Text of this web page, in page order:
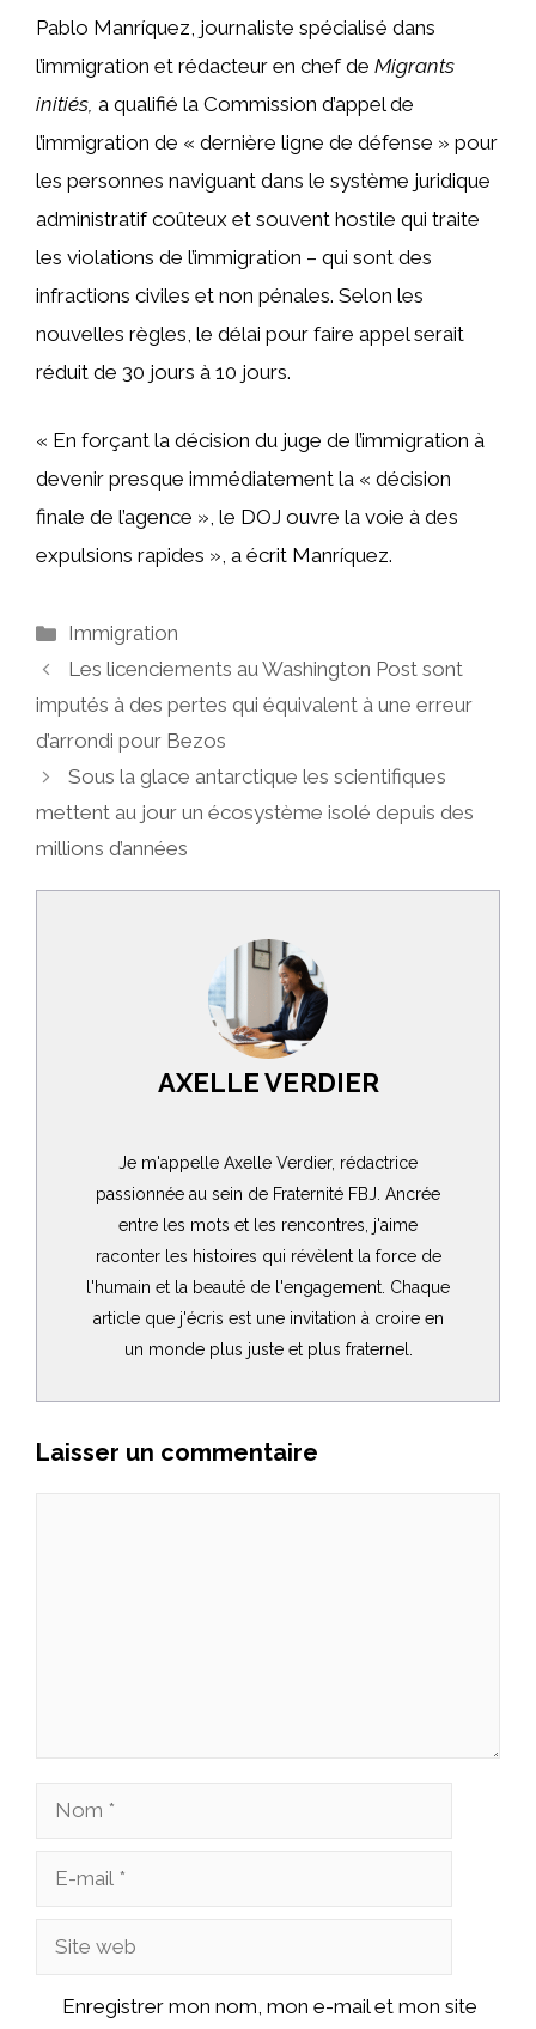
Pablo Manríquez, journaliste spécialisé dans
l’immigration et rédacteur en chef de Migrants
initiés, a qualifié la Commission d’appel de
l’immigration de « dernière ligne de défense » pour
les personnes naviguant dans le système juridique
administratif coûteux et souvent hostile qui traite
les violations de l’immigration – qui sont des
infractions civiles et non pénales. Selon les
nouvelles règles, le délai pour faire appel serait
réduit de 30 jours à 10 jours.
« En forçant la décision du juge de l’immigration à
devenir presque immédiatement la « décision
finale de l’agence », le DOJ ouvre la voie à des
expulsions rapides », a écrit Manríquez.
Catégories
Immigration
Les licenciements au Washington Post sont
imputés à des pertes qui équivalent à une erreur
d’arrondi pour Bezos
Sous la glace antarctique les scientifiques
mettent au jour un écosystème isolé depuis des
millions d’années
AXELLE VERDIER
Je m'appelle Axelle Verdier, rédactrice
passionnée au sein de Fraternité FBJ. Ancrée
entre les mots et les rencontres, j'aime
raconter les histoires qui révèlent la force de
l'humain et la beauté de l'engagement. Chaque
article que j'écris est une invitation à croire en
un monde plus juste et plus fraternel.
Laisser un commentaire
Nom
Site
Enregistrer mon nom, mon e-mail et mon site